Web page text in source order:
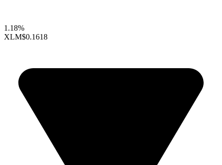
1.18%
XLM$0.1618